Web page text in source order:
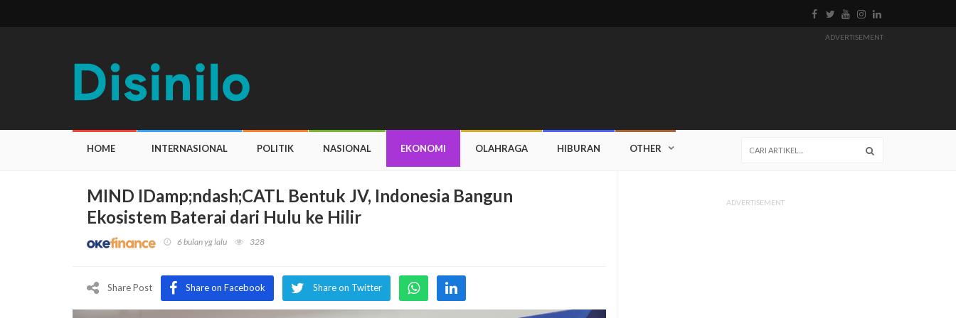
ADVERTISEMENT
HOME INTERNASIONAL POLITIK NASIONAL EKONOMI OLAHRAGA HIBURAN OTHER
MIND IDamp;ndash;CATL Bentuk JV, Indonesia Bangun
Ekosistem Baterai dari Hulu ke Hilir
6 bulan yg lalu 328
Share Post Share on Facebook Share on Twitter
ADVERTISEMENT